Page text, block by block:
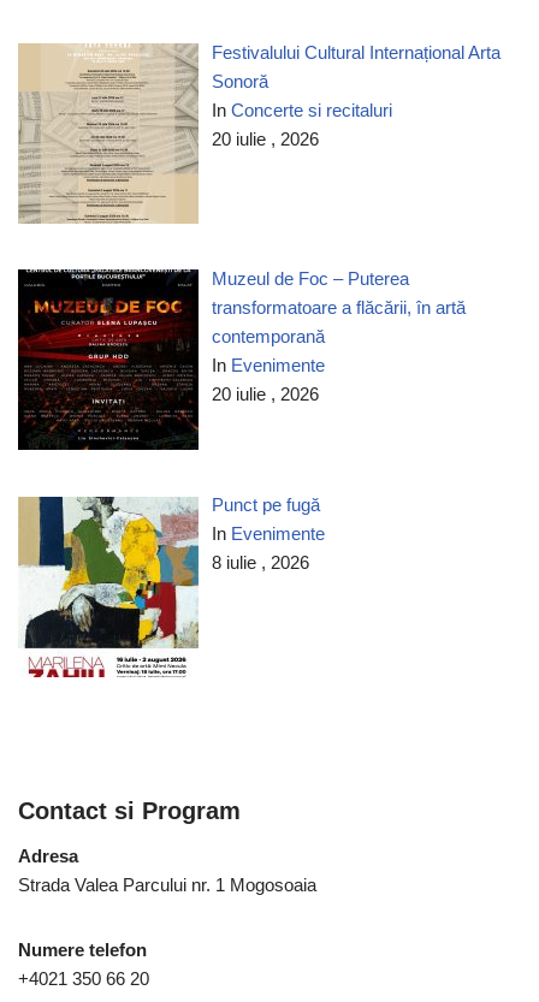
Festivalului Cultural Internațional Arta
Sonoră
InConcerte si recitaluri
20 iulie , 2026
Muzeul de Foc – Puterea
transformatoare a flăcării, în artă
contemporană
In Evenimente
20 iulie , 2026
Punct pe fugă
In Evenimente
8 iulie , 2026
Contact si Program
Adresa
Strada Valea Parcului nr. 1 Mogosoaia
Numere telefon
+4021 350 66 20